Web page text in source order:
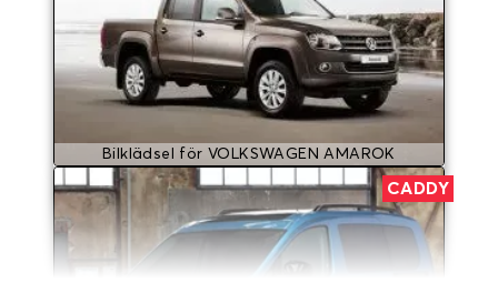
Bilklädsel för VOLKSWAGEN AMAROK
CADDY